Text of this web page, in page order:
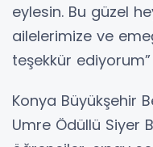
eylesin. Bu güzel
ailelerimize ve
teşekkür
Konya Büyükşehir
Umre Ödüllü Siyer